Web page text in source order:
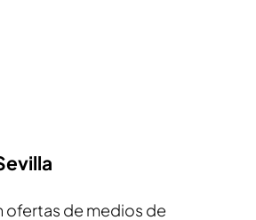
ofertas de medios de